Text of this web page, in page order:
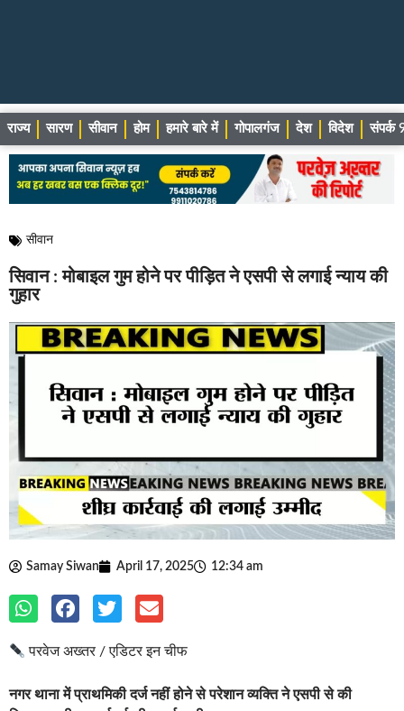
राज्य सारण सीवान होम हमारे बारे में गोपालगंज देश विदेश संपर्क
सीवान
सिवान : मोबाइल गुम होने पर पीड़ित ने एसपी से लगाई न्याय की
गुहार
Samay Siwan April 17, 2025 12:34 am
परवेज अख्तर / एडिटर इन चीफ
नगर थाना में प्राथमिकी दर्ज नहीं होने से परेशान व्यक्ति ने एसपी से की